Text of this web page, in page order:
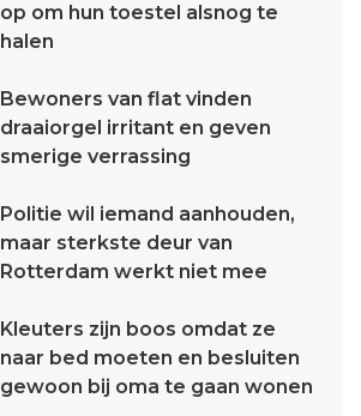
op om hun toestel alsnog te
halen
Bewoners van flat vinden
draaiorgel irritant en geven
smerige verrassing
Politie wil iemand aanhouden,
maar sterkste deur van
Rotterdam werkt niet mee
Kleuters zijn boos omdat ze
naar bed moeten en besluiten
gewoon bij oma te gaan wonen